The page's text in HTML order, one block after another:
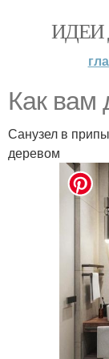
ИДЕИ
Как вам
Санузел в
деревом